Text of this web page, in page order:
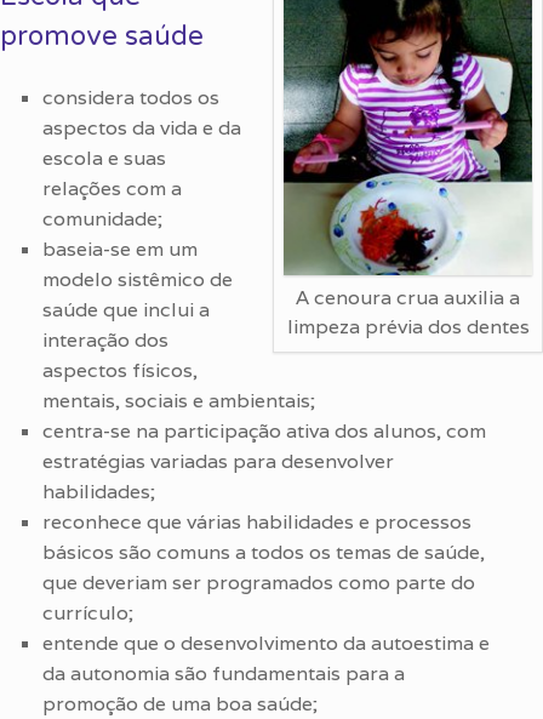
A cenoura crua auxilia a
limpeza prévia dos dentes
promove saúde
considera todos os
aspectos da vida e da
escola e suas
relações com a
comunidade;
baseia-se em um
modelo sistêmico de
saúde que inclui a
interação dos
aspectos físicos,
mentais, sociais e ambientais;
centra-se na participação ativa dos alunos, com
estratégias variadas para desenvolver
habilidades;
reconhece que várias habilidades e processos
básicos são comuns a todos os temas de saúde,
que deveriam ser programados como parte do
currículo;
entende que o desenvolvimento da autoestima e
da autonomia são fundamentais para a
promoção de uma boa saúde;